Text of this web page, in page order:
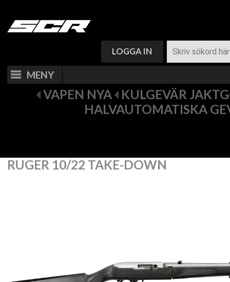
LOGGA IN
MENY
VAPEN NYA
KULGEVÄR
HALVAUTOMATISKA
RUGER 10/22 TAKE-DOWN